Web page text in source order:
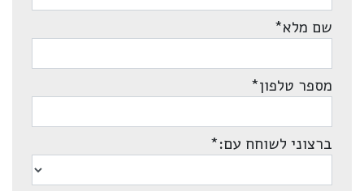
שם מלא*
מספר טלפון*
ברצוני לשוחח עם:*